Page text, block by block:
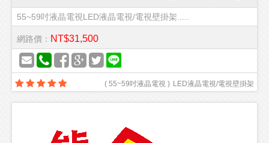
55~59吋液晶電視LED液晶電視/電視壁掛架.....
網路價： NT$31,500
LED液晶電視/電視壁掛架
( 55~59吋液晶電視 )